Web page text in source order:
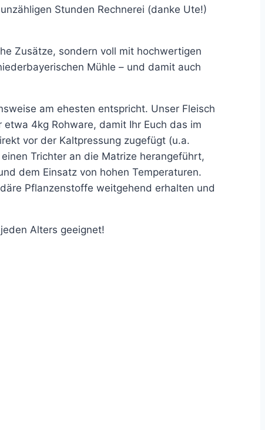
Stunden Rechnerei (danke Ute!)
Zusätze, sondern voll mit hochwertigen
Mühle – und damit auch
am ehesten entspricht. Unser Fleisch
4kg Rohware, damit Ihr Euch das im
vor der Kaltpressung zugefügt (u.a.
Trichter an die Matrize herangeführt,
dem Einsatz von hohen Temperaturen.
Pflanzenstoffe weitgehend erhalten und
Alters geeignet!